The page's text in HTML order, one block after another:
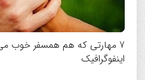
7 مهارتی که هم همسفر خوب
اینفوگرافیک